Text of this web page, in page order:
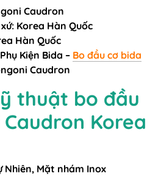
Caudron
Korea Hàn Quốc
Hàn Quốc
Kiện Bida – Bo đầu cơ bida
Caudron
thuật bo đầu
Korea
Nhiên, Mặt nhám Inox